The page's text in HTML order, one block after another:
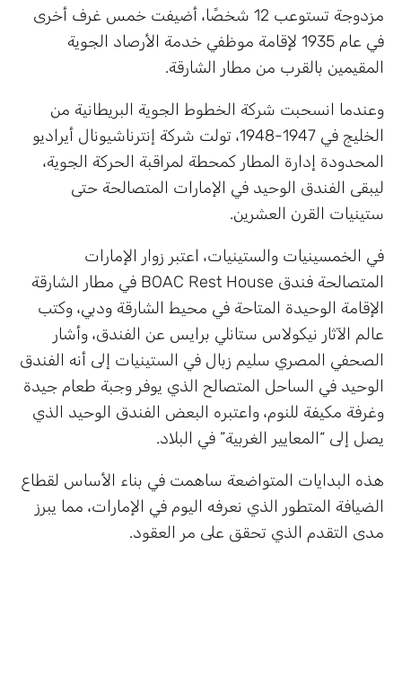
مزدوجة تستوعب 12 شخصًا، أضيفت خمس غرف أخرى
في عام 1935 لإقامة موظفي خدمة الأرصاد الجوية
المقيمين بالقرب من مطار الشارقة.
وعندما انسحبت شركة الخطوط الجوية البريطانية من
الخليج في 1947-1948، تولت شركة إنترناشيونال أيراديو
المحدودة إدارة المطار كمحطة لمراقبة الحركة الجوية،
ليبقى الفندق الوحيد في الإمارات المتصالحة حتى
ستينيات القرن العشرين.
في الخمسينيات والستينيات، اعتبر زوار الإمارات
المتصالحة فندق BOAC Rest House في مطار الشارقة
الإقامة الوحيدة المتاحة في محيط الشارقة ودبي، وكتب
عالم الآثار نيكولاس ستانلي برايس عن الفندق، وأشار
الصحفي المصري سليم زبال في الستينيات إلى أنه الفندق
الوحيد في الساحل المتصالح الذي يوفر وجبة طعام جيدة
وغرفة مكيفة للنوم، واعتبره البعض الفندق الوحيد الذي
يصل إلى “المعايير الغربية” في البلاد.
هذه البدايات المتواضعة ساهمت في بناء الأساس لقطاع
الضيافة المتطور الذي نعرفه اليوم في الإمارات، مما يبرز
مدى التقدم الذي تحقق على مر العقود.